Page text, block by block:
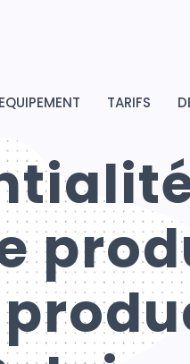
EQUIPEMENT TARIFS